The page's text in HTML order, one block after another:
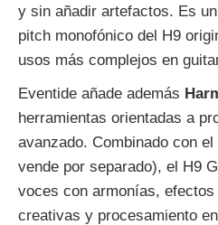
y sin añadir artefactos. Es
pitch monofónico del H9
usos más complejos en
Eventide añade además
herramientas orientadas a
avanzado. Combinado con
vende por separado), el H9
voces con armonías,
creativas y procesamiento